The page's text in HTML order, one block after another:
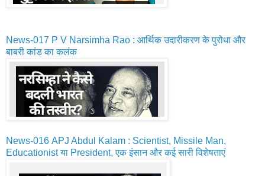
News-017 P V Narsimha Rao : आर्थिक उदारीकरण के पुरोधा और
बाबरी कांड का कलंक
News-016 APJ Abdul Kalam : Scientist, Missile Man,
Educationist या President, एक इंसान और कई सारी विशेषताएं